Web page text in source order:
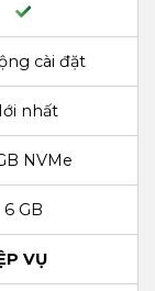
cài đặt
nhất
NVMe
6 GB
VỤ